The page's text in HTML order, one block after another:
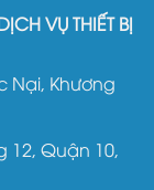
VỤ THIẾT BỊ
Nại, Khương
12, Quận 10,